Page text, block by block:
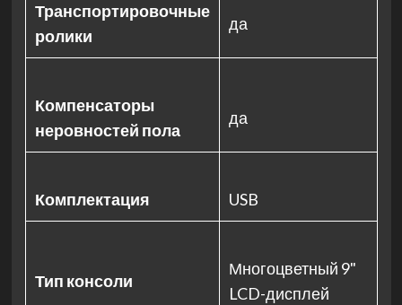
Транспортировочные
ролики
да
Компенсаторы
неровностей пола
да
Комплектация USB
Тип консоли
Многоцветный 9"
LCD-дисплей